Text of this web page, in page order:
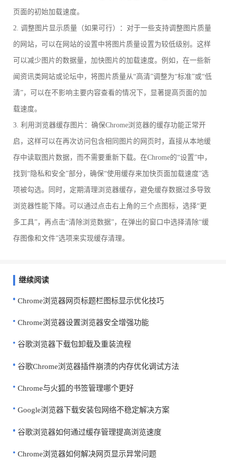
页面的初始加载速度。
2. 调整图片显示质量（如果可行）：对于一些支持调整图片质量
的网站，可以在网站的设置中将图片质量设置为较低级别。这样
可以减少图片的数据量，加快图片的加载速度。例如，在一些新
闻资讯类网站或论坛中，将图片质量从“高清”调整为“标准”或“低
清”，可以在不影响主要内容查看的情况下，显著提高页面的加
载速度。
3. 利用浏览器缓存图片：确保Chrome浏览器的缓存功能正常开
启，这样可以在再次访问包含相同图片的网页时，直接从本地缓
存中读取图片数据，而不需要重新下载。在Chrome的“设置”中，
找到“隐私和安全”部分，确保“使用缓存来加快页面加载速度”选
项被勾选。同时，定期清理浏览器缓存，避免缓存数据过多导致
浏览器性能下降。可以通过点击右上角的三个点图标，选择“更
多工具”，再点击“清除浏览数据”，在弹出的窗口中选择清除“缓
存图像和文件”选项来实现缓存清理。
继续阅读
Chrome浏览器网页标题栏图标显示优化技巧
Chrome浏览器设置浏览器安全增强功能
谷歌浏览器下载包卸载及重装流程
谷歌Chrome浏览器插件崩溃的内存优化调试方法
Chrome与火狐的书签管理哪个更好
Google浏览器下载安装包网络不稳定解决方案
谷歌浏览器如何通过缓存管理提高浏览速度
Chrome浏览器如何解决网页显示异常问题